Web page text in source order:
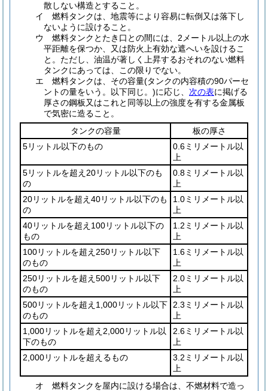
散しない構造とすること。
イ
燃料タンクは、地震等により容易に転倒又は落下し
ないように設けること。
ウ
燃料タンクとたき口との間には、2メートル以上の水
平距離を保つか、又は防火上有効な遮へいを設けるこ
と。 ただし、油温が著しく上昇するおそれのない燃料
タンクにあっては、この限りでない。
エ
燃料タンクは、その容量(タンクの内容積の90パーセ
ントの量をいう。以下同じ。)に応じ、 次の表に掲げる
厚さの鋼板又はこれと同等以上の強度を有する金属板
で気密に造ること。
タンクの容量
板の厚さ
5リットル以下のもの
0.6ミリメートル以
上
5リットルを超え20リットル以下のも
の
0.8ミリメートル以
上
20リットルを超え40リットル以下のも
の
1.0ミリメートル以
上
40リットルを超え100リットル以下の
もの
1.2ミリメートル以
上
100リットルを超え250リットル以下
のもの
1.6ミリメートル以
上
250リットルを超え500リットル以下
のもの
2.0ミリメートル以
上
500リットルを超え1,000リットル以下
のもの
2.3ミリメートル以
上
1,000リットルを超え2,000リットル以
下のもの
2.6ミリメートル以
上
2,000リットルを超えるもの
3.2ミリメートル以
上
オ
燃料タンクを屋内に設ける場合は、不燃材料で造っ